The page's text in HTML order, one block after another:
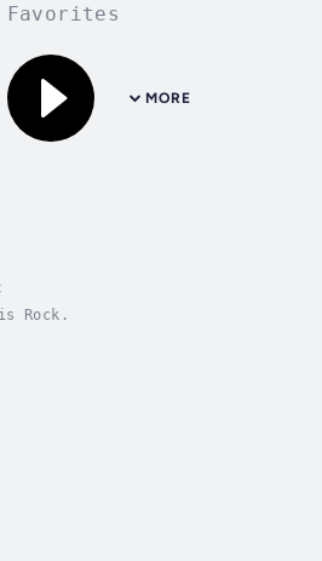
Favorites
MORE
Rock.